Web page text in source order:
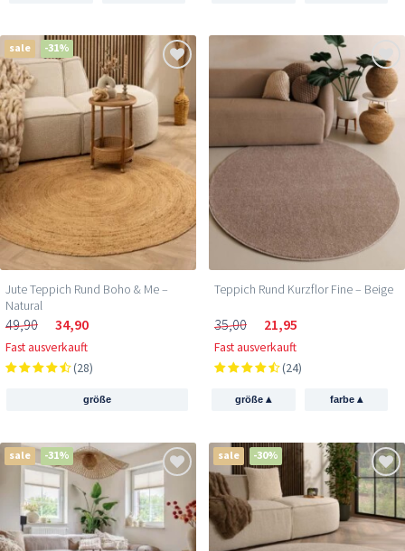
sale -31%
Jute Teppich Rund Boho & Me –
Natural
49,90 34,90
Fast ausverkauft
(28)
größe
Teppich Rund Kurzflor Fine – Beige
35,00 21,95
Fast ausverkauft
(24)
größe▴ farbe ▴
sale -31% sale -30%